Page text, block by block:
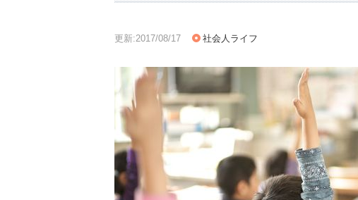
更新:2017/08/17 社会人ライフ